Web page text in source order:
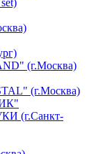
(г.Москва)
(г.Москва)
(г.Санкт-